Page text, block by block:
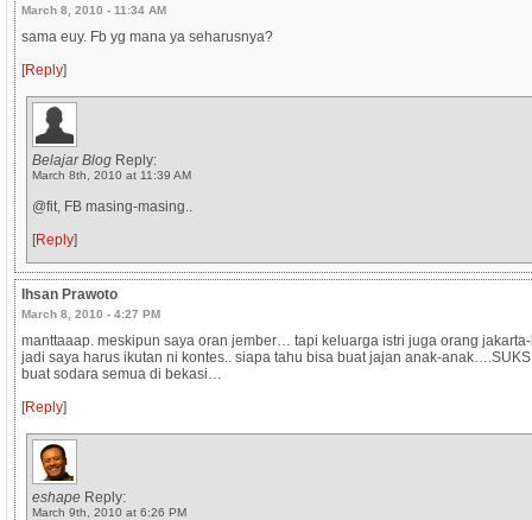
March 8, 2010 - 11:34 AM
sama euy. Fb yg mana ya seharusnya?
[Reply]
Belajar Blog Reply:
March 8th, 2010 at 11:39 AM
@fit, FB masing-masing..
[Reply]
Ihsan Prawoto
March 8, 2010 - 4:27 PM
manttaaap. meskipun saya oran jember… tapi keluarga istri juga orang
jadi saya harus ikutan ni kontes.. siapa tahu bisa buat jajan anak-
buat sodara semua di bekasi…
[Reply]
eshape Reply:
March 9th, 2010 at 6:26 PM